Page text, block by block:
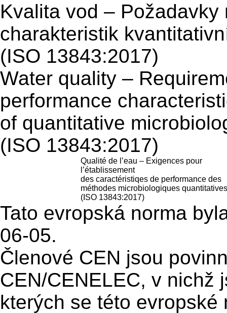
Kvalita vod –
charakteristik
(ISO 13843:2017)
Water quality –
performance
of quantitative
(ISO 13843:2017)
Qualité de l’eau – Exigences pour
l’établissement
des caractéristiqes de performance des
méthodes microbiologiques quantitatives
(ISO 13843:2017)
Tato evropská norma
06-05.
Členové CEN jsou
CEN/CENELEC, v nichž
kterých se této